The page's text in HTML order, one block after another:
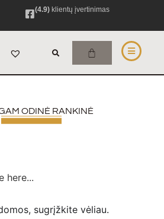
(4.9)klientų įvertinimas
ODINĖ RANKINĖ
here...
sugrįžkite vėliau.